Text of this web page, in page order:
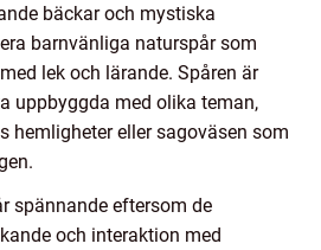
bäckar och mystiska
barnvänliga naturspår som
lek och lärande. Spåren är
uppbyggda med olika teman,
hemligheter eller sagoväsen som
spännande eftersom de
och interaktion med